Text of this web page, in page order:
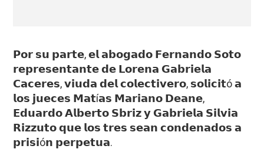
𝗣𝗼𝗿 𝘀𝘂 𝗽𝗮𝗿𝘁𝗲, 𝗲𝗹 𝗮𝗯𝗼𝗴𝗮𝗱𝗼 𝗙𝗲𝗿𝗻𝗮𝗻𝗱𝗼 𝗦𝗼𝘁𝗼
𝗿𝗲𝗽𝗿𝗲𝘀𝗲𝗻𝘁𝗮𝗻𝘁𝗲 𝗱𝗲 𝗟𝗼𝗿𝗲𝗻𝗮 𝗚𝗮𝗯𝗿𝗶𝗲𝗹𝗮
𝗖𝗮𝗰𝗲𝗿𝗲𝘀, 𝘃𝗶𝘂𝗱𝗮 𝗱𝗲𝗹 𝗰𝗼𝗹𝗲𝗰𝘁𝗶𝘃𝗲𝗿𝗼, 𝘀𝗼𝗹𝗶𝗰𝗶𝘁ó 𝗮
𝗹𝗼𝘀 𝗷𝘂𝗲𝗰𝗲𝘀 𝗠𝗮𝘁í𝗮𝘀 𝗠𝗮𝗿𝗶𝗮𝗻𝗼 𝗗𝗲𝗮𝗻𝗲,
𝗘𝗱𝘂𝗮𝗿𝗱𝗼 𝗔𝗹𝗯𝗲𝗿𝘁𝗼 𝗦𝗯𝗿𝗶𝘇 𝘆 𝗚𝗮𝗯𝗿𝗶𝗲𝗹𝗮 𝗦𝗶𝗹𝘃𝗶𝗮
𝗥𝗶𝘇𝘇𝘂𝘁𝗼 𝗾𝘂𝗲 𝗹𝗼𝘀 𝘁𝗿𝗲𝘀 𝘀𝗲𝗮𝗻 𝗰𝗼𝗻𝗱𝗲𝗻𝗮𝗱𝗼𝘀 𝗮
𝗽𝗿𝗶𝘀𝗶ó𝗻 𝗽𝗲𝗿𝗽𝗲𝘁𝘂𝗮.